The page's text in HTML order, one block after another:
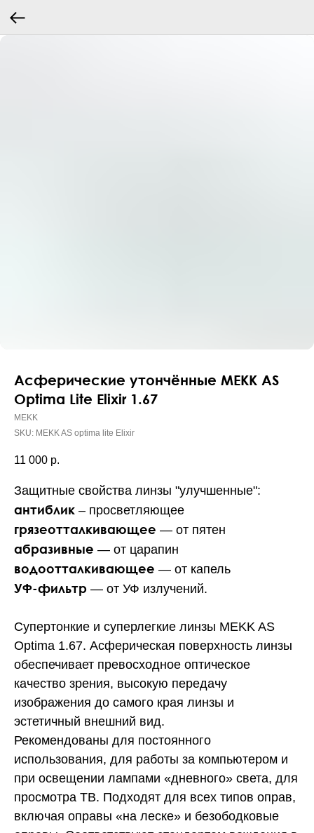
Асферические утончённые MEKK AS
Optima Lite Elixir 1.67
MEKK
SKU: MEKK AS optima lite Elixir
11 000 р.
Защитные свойства линзы "улучшенные":
антиблик – просветляющее
грязеотталкивающее — от пятен
абразивные — от царапин
водоотталкивающее — от капель
УФ-фильтр — от УФ излучений.
Супертонкие и суперлегкие линзы MEKK AS
Optima 1.67. Асферическая поверхность линзы
обеспечивает превосходное оптическое
качество зрения, высокую передачу
изображения до самого края линзы и
эстетичный внешний вид.
Рекомендованы для постоянного
использования, для работы за компьютером и
при освещении лампами «дневного» света, для
просмотра ТВ. Подходят для всех типов оправ,
включая оправы «на леске» и безободковые